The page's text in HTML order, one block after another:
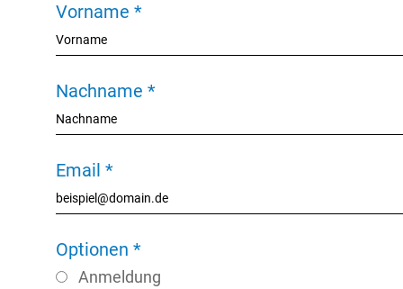
Vorname *
Nachname *
Email *
Optionen *
Anmeldung
Name